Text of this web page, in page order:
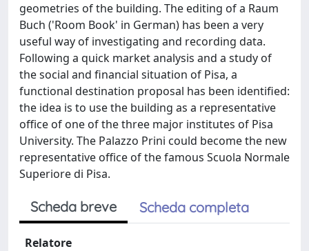
geometries of the building. The editing of a Raum
Buch ('Room Book' in German) has been a very
useful way of investigating and recording data.
Following a quick market analysis and a study of
the social and financial situation of Pisa, a
functional destination proposal has been identified:
the idea is to use the building as a representative
office of one of the three major institutes of Pisa
University. The Palazzo Prini could become the new
representative office of the famous Scuola Normale
Superiore di Pisa.
Scheda breve Scheda completa
Relatore